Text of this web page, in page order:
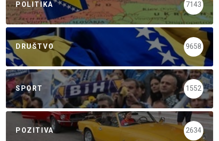
POLITIKA 7143
DRUŠTVO 9658
SPORT 1552
POZITIVA 2634